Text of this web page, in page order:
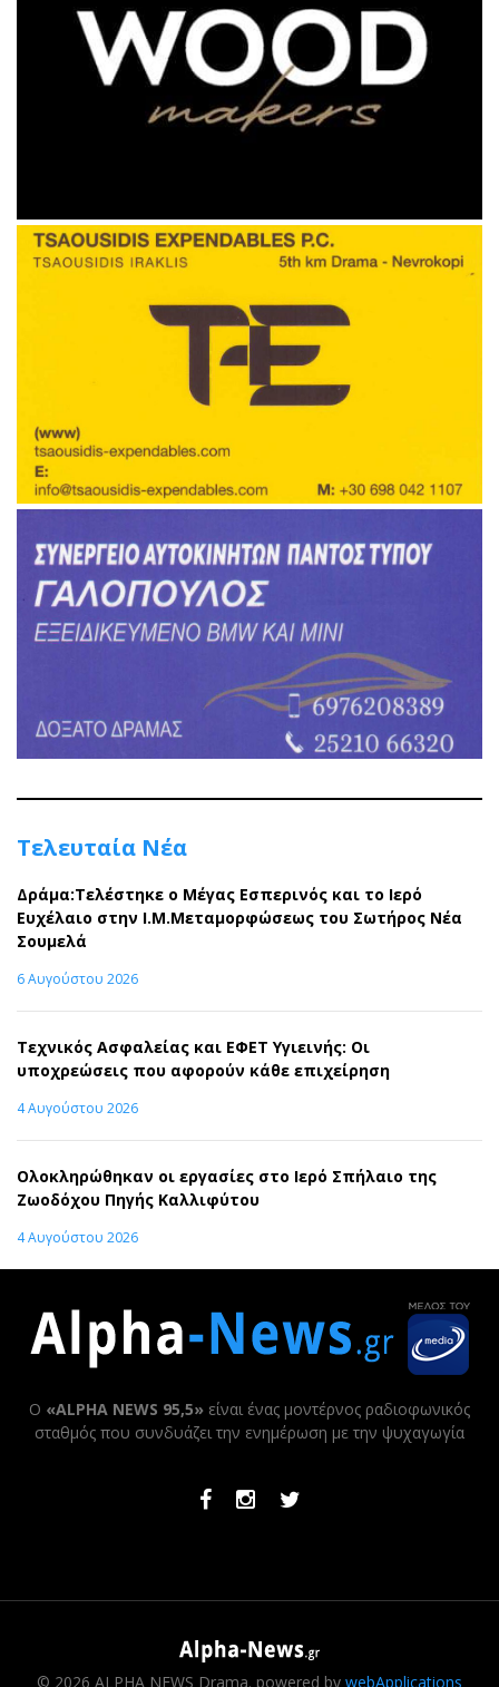
Τελευταία Νέα
Δράμα:Τελέστηκε ο Μέγας Εσπερινός και το Ιερό
Ευχέλαιο στην Ι.Μ.Μεταμορφώσεως του Σωτήρος Νέα
Σουμελά
6 Αυγούστου 2026
Τεχνικός Ασφαλείας και ΕΦΕΤ Υγιεινής: Οι
υποχρεώσεις που αφορούν κάθε επιχείρηση
4 Αυγούστου 2026
Ολοκληρώθηκαν οι εργασίες στο Ιερό Σπήλαιο της
Ζωοδόχου Πηγής Καλλιφύτου
4 Αυγούστου 2026
Ο «ALPHA NEWS 95,5» είναι ένας μοντέρνος ραδιοφωνικός
σταθμός που συνδυάζει την ενημέρωση με την ψυχαγωγία
FacebookInstagramTwitter
© 2026 ALPHA NEWS Drama. powered by webApplications